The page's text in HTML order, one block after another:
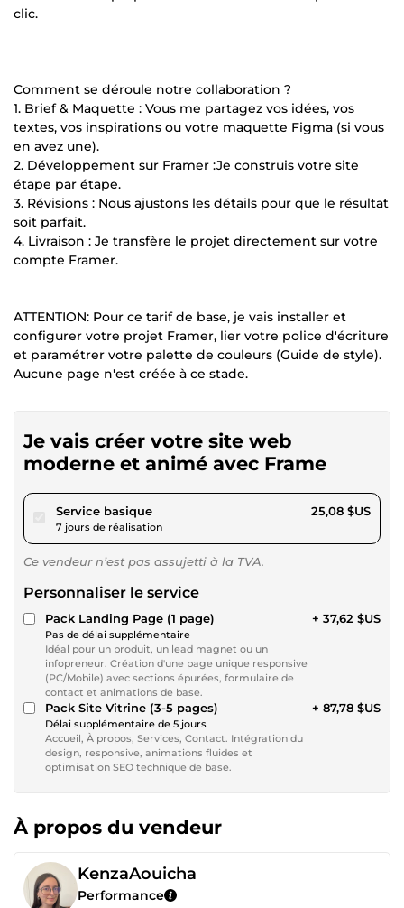
clic.
Comment se déroule notre collaboration ?
1. Brief & Maquette : Vous me partagez vos idées, vos
textes, vos inspirations ou votre maquette Figma (si vous
en avez une).
2. Développement sur Framer :Je construis votre site
étape par étape.
3. Révisions : Nous ajustons les détails pour que le résultat
soit parfait.
4. Livraison : Je transfère le projet directement sur votre
compte Framer.
ATTENTION: Pour ce tarif de base, je vais installer et
configurer votre projet Framer, lier votre police d'écriture
et paramétrer votre palette de couleurs (Guide de style).
Aucune page n'est créée à ce stade.
Je vais créer votre site web
moderne et animé avec Frame
Service basiquepour 23,11 $US
7 jours de réalisation
25,08 $US
Ce vendeur n’est pas assujetti à la TVA.
Personnaliser le service
Pack Landing Page (1 page)
Pas de délai supplémentaire
Idéal pour un produit, un lead magnet ou un
infopreneur. Création d'une page unique responsive
(PC/Mobile) avec sections épurées, formulaire de
contact et animations de base.
+ 37,62 $US
Pack Site Vitrine (3-5 pages)
Délai supplémentaire de 5 jours
Accueil, À propos, Services, Contact. Intégration du
design, responsive, animations fluides et
optimisation SEO technique de base.
+ 87,78 $US
À propos du vendeur
KenzaAouicha
Performance